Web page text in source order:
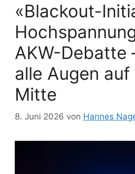
«Blackout-
AKW-Debatte
alle Augen auf
Mitte
8. Juni 2026 von Hannes